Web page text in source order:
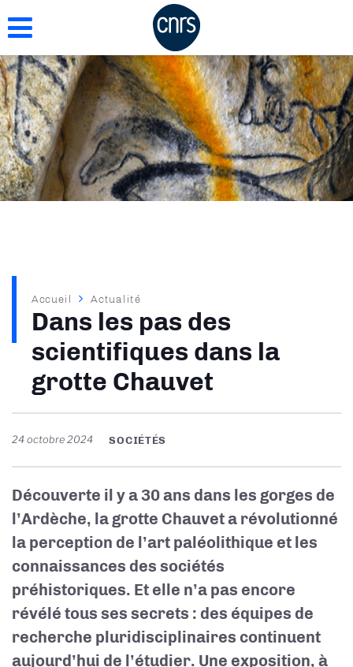
au
principal
Fil
d'Ariane
Accueil Actualité
Dans les pas des
scientifiques dans la
grotte Chauvet
24 octobre 2024 SOCIÉTÉS
Découverte il y a 30 ans dans les gorges de
l’Ardèche, la grotte Chauvet a révolutionné
la perception de l’art paléolithique et les
connaissances des sociétés
préhistoriques. Et elle n’a pas encore
révélé tous ses secrets : des équipes de
recherche pluridisciplinaires continuent
aujourd’hui de l’étudier. Une exposition, à